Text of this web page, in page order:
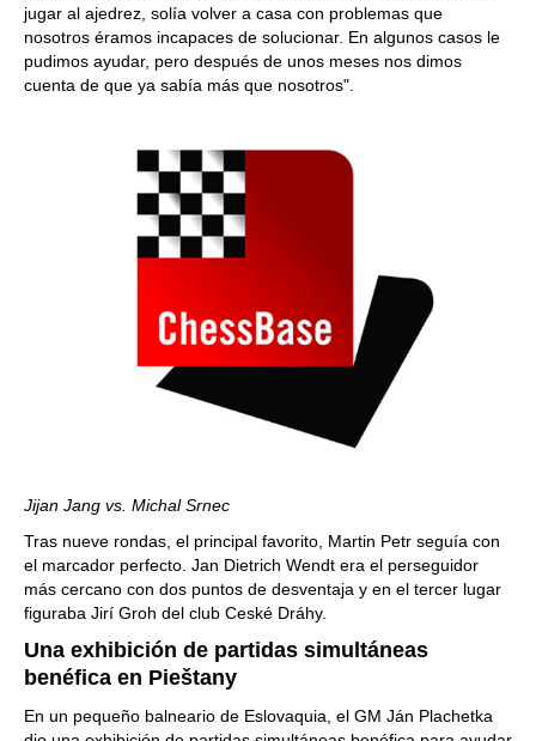
jugar al ajedrez, solía volver a casa con problemas que
nosotros éramos incapaces de solucionar. En algunos casos le
pudimos ayudar, pero después de unos meses nos dimos
cuenta de que ya sabía más que nosotros".
Jijan Jang vs. Michal Srnec
Tras nueve rondas, el principal favorito, Martin Petr seguía con
el marcador perfecto. Jan Dietrich Wendt era el perseguidor
más cercano con dos puntos de desventaja y en el tercer lugar
figuraba Jirí Groh del club Ceské Dráhy.
Una exhibición de partidas simultáneas
benéfica en Pieštany
En un pequeño balneario de Eslovaquia, el GM Ján Plachetka